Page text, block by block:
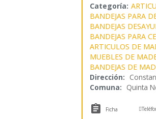
Categoría:
BANDEJAS PARA
BANDEJAS
BANDEJAS PARA
ARTICULOS DE
MUEBLES DE
BANDEJAS DE
Dirección:
Comuna: Quinta
 Ficha 